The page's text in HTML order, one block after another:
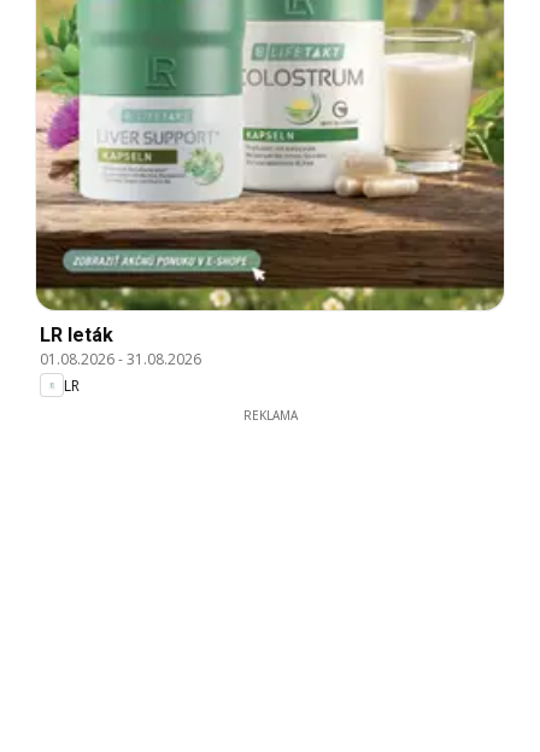
LR leták
01.08.2026-31.08.2026
LR
REKLAMA